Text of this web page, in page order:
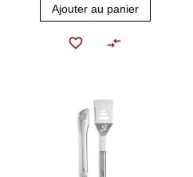
Ajouter au panier